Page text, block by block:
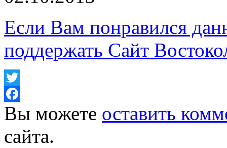
Если Вам понравился
поддержать Сайт
Twitter
Facebook
Вы можете оставить
сайта.